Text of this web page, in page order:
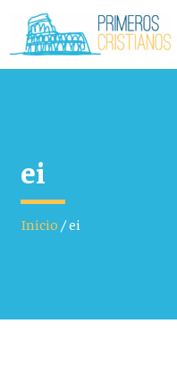
ei
Inicio/ei